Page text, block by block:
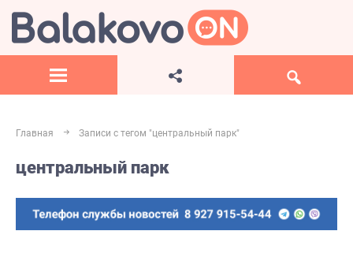
Главная Записи с тегом "центральный парк"
центральный парк